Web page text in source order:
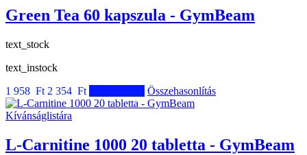
Green Tea 60 kapszula - GymBeam
text_stock
text_instock
1 958 Ft 2 354 Ft Összehasonlítás
Kívánságlistára
L-Carnitine 1000 20 tabletta - GymBeam